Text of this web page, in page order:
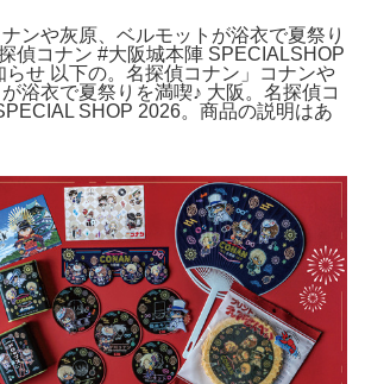
ンや灰原、ベルモットが浴衣で夏祭り
偵コナン #大阪城本陣 SPECIALSHOP
らせ 以下の。名探偵コナン」コナンや
浴衣で夏祭りを満喫♪ 大阪。名探偵コ
SHOP 2026。商品の説明はあ